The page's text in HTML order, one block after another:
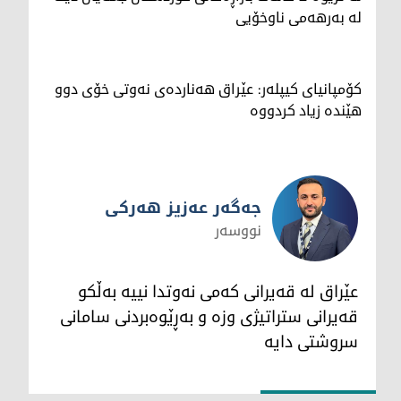
لە بەرهەمی ناوخۆیی
کۆمپانیای کیپلەر: عێراق هەناردەی نەوتی خۆی دوو
هێندە زیاد کردووە
جەگەر عەزیز هەرکی
جەگەر عەزیز هەرکی
نووسەر
عێراق لە قەیرانی کەمی نەوتدا نییە بەڵکو
قەیرانی ستراتیژی وزە و بەڕێوەبردنی سامانی
سروشتی دایە